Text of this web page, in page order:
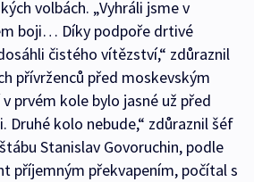
volbách. „Vyhráli jsme v
boji… Díky podpoře drtivé
čistého vítězství,“ zdůraznil
přívrženců před moskevským
prvém kole bylo jasné už před
Druhé kolo nebude,“ zdůraznil šéf
Stanislav Govoruchin, podle
příjemným překvapením, počítal s